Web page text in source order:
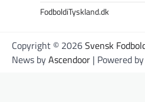
FodboldiTyskland.dk
Copyright © 2026Svensk
News byAscendoor | Powered by